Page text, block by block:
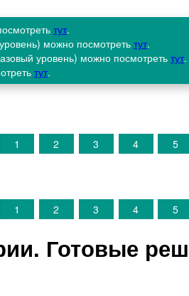
тут.
можно посмотреть тут.
уровень) можно посмотреть тут.
тут.
1 2 3 4 5
1 2 3 4 5
Готовые